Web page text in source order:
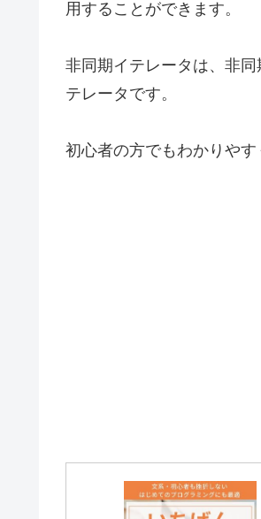
用することができます。
非同期イテレータは、非
テレータです。
初心者の方でもわかりやす